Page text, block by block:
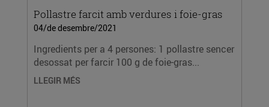
Pollastre farcit amb verdures i foie-gras
04/de desembre/2021
Ingredients per a 4 persones: 1 pollastre sencer
desossat per farcir 100 g de foie-gras...
LLEGIR MÉS